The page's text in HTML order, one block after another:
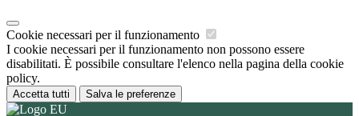
Cookie necessari per il funzionamento
I cookie necessari per il funzionamento non possono essere
disabilitati. È possibile consultare l'elenco nella pagina della cookie
policy.
Accetta tutti Salva le preferenze